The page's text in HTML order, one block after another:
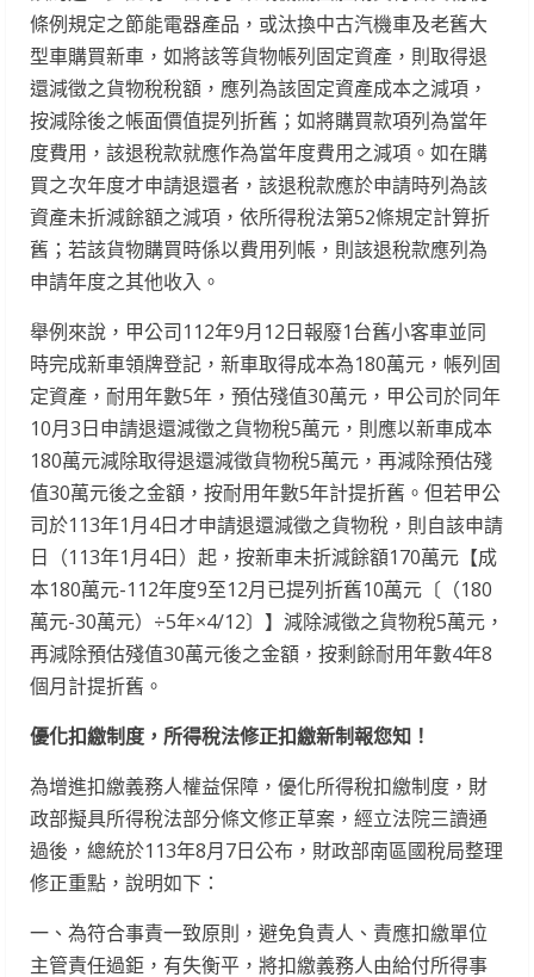
條例規定之節能電器產品，或汰換中古汽機車及老舊大
型車購買新車，如將該等貨物帳列固定資產，則取得退
還減徵之貨物稅稅額，應列為該固定資產成本之減項，
按減除後之帳面價值提列折舊；如將購買款項列為當年
度費用，該退稅款就應作為當年度費用之減項。如在購
買之次年度才申請退還者，該退稅款應於申請時列為該
資產未折減餘額之減項，依所得稅法第52條規定計算折
舊；若該貨物購買時係以費用列帳，則該退稅款應列為
申請年度之其他收入。
舉例來說，甲公司112年9月12日報廢1台舊小客車並同
時完成新車領牌登記，新車取得成本為180萬元，帳列固
定資產，耐用年數5年，預估殘值30萬元，甲公司於同年
10月3日申請退還減徵之貨物稅5萬元，則應以新車成本
180萬元減除取得退還減徵貨物稅5萬元，再減除預估殘
值30萬元後之金額，按耐用年數5年計提折舊。但若甲公
司於113年1月4日才申請退還減徵之貨物稅，則自該申請
日（113年1月4日）起，按新車未折減餘額170萬元【成
本180萬元-112年度9至12月已提列折舊10萬元〔（180
萬元-30萬元）÷5年×4/12〕】減除減徵之貨物稅5萬元，
再減除預估殘值30萬元後之金額，按剩餘耐用年數4年8
個月計提折舊。
優化扣繳制度，所得稅法修正扣繳新制報您知！
為增進扣繳義務人權益保障，優化所得稅扣繳制度，財
政部擬具所得稅法部分條文修正草案，經立法院三讀通
過後，總統於113年8月7日公布，財政部南區國稅局整理
修正重點，說明如下：
一、為符合事責一致原則，避免負責人、責應扣繳單位
主管責任過鉅，有失衡平，將扣繳義務人由給付所得事